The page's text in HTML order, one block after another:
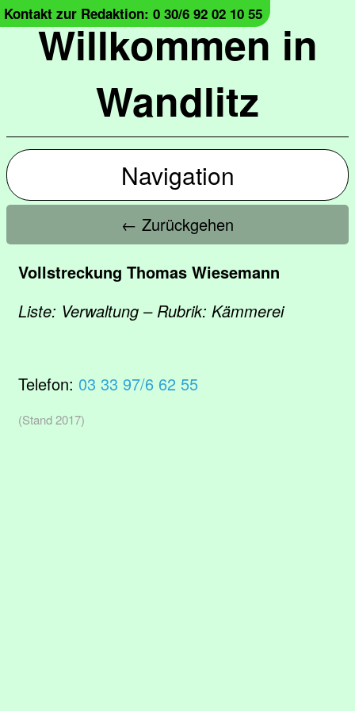
Willkommen in
Wandlitz
Kontakt zur Redaktion: 0 30/6 92 02 10 55
Navigation
← Zurückgehen
Vollstreckung Thomas Wiesemann
Liste: Verwaltung – Rubrik: Kämmerei
Telefon: 03 33 97/6 62 55
(Stand 2017)